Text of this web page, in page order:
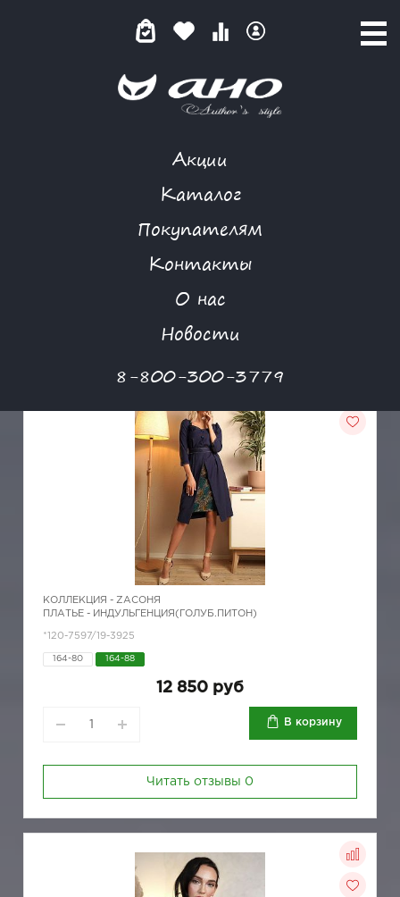
Акции
Каталог
Покупателям
Контакты
О нас
Новости
8-800-300-3779
КАТАЛОГ ТОВАРОВ
КОЛЛЕКЦИЯ - ZAСОНЯ
ПЛАТЬЕ - ИНДУЛЬГЕНЦИЯ(ГОЛУБ.ПИТОН)
*120-7597/19-3925
164-80 164-88
12 850 руб
В корзину
Читать отзывы 0